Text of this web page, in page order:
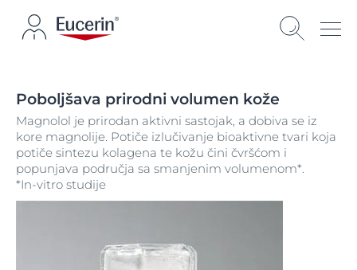
Poboljšava prirodni volumen kože
Magnolol je prirodan aktivni sastojak, a dobiva se iz
kore magnolije. Potiče izlučivanje bioaktivne tvari koja
potiče sintezu kolagena te kožu čini čvršćom i
popunjava područja sa smanjenim volumenom*.
*In-vitro studije